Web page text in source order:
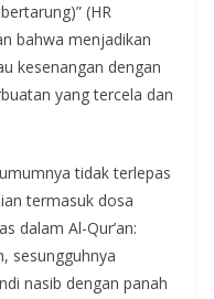
(HR
bahwa menjadikan
kesenangan dengan
yang tercela dan
tidak terlepas
termasuk dosa
dalam Al-Qur’an:
sesungguhnya
nasib dengan panah